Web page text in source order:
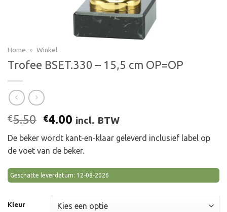
Home » Winkel
Trofee BSET.330 – 15,5 cm OP=OP
€5.50 Oorspronkelijke
prijs
was:
€5.50.
€4.00 Huidige
prijs
is:
€4.00.
incl. BTW
De beker wordt kant-en-klaar geleverd inclusief label op
de voet van de beker.
Geschatte leverdatum: 12-08-2026
Kleur